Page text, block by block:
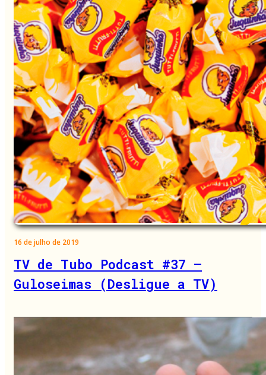
16 de julho de 2019
TV de Tubo Podcast #37 –
Guloseimas (Desligue a TV)